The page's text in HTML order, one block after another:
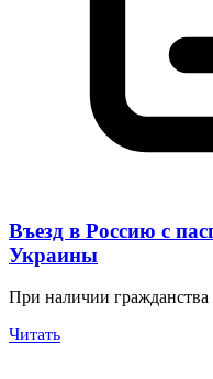
Въезд в Россию с
Украины
При наличии гражданства
Читать